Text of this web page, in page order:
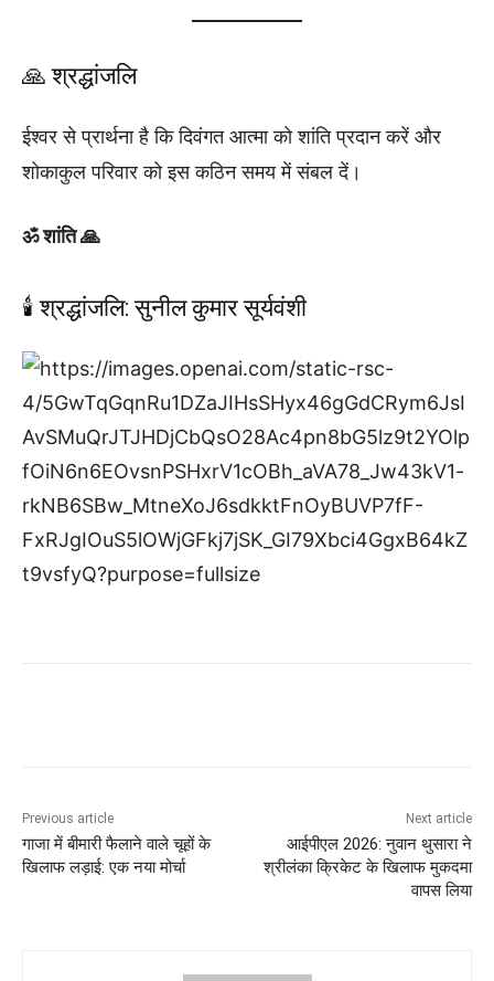
🙏 श्रद्धांजलि
ईश्वर से प्रार्थना है कि दिवंगत आत्मा को शांति प्रदान करें और
शोकाकुल परिवार को इस कठिन समय में संबल दें।
ॐ शांति 🙏
🕯️ श्रद्धांजलि: सुनील कुमार सूर्यवंशी
Previous article
गाजा में बीमारी फैलाने वाले चूहों के
खिलाफ लड़ाई: एक नया मोर्चा
Next article
आईपीएल 2026: नुवान थुसारा ने
श्रीलंका क्रिकेट के खिलाफ मुकदमा
वापस लिया